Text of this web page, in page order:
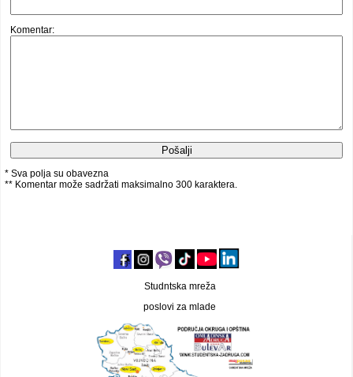
Studntska mreža
poslovi za mlade
Komentar:
* Sva polja su obavezna
** Komentar može sadržati maksimalno 300 karaktera.